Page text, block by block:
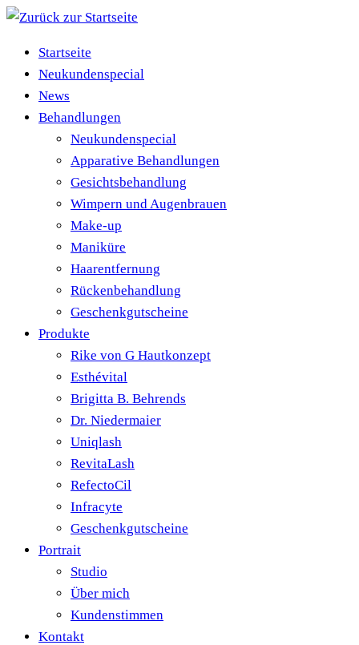
Zum
springenStartseite
Neukundenspecial
News
Behandlungen
Neukundenspecial
Apparative Behandlungen
Gesichtsbehandlung
Wimpern und Augenbrauen
Make-up
Maniküre
Haarentfernung
Rückenbehandlung
Geschenkgutscheine
Produkte
Rike von G Hautkonzept
Esthévital
Brigitta B. Behrends
Dr. Niedermaier
Uniqlash
RevitaLash
RefectoCil
Infracyte
Geschenkgutscheine
Portrait
Studio
Über mich
Kundenstimmen
Kontakt